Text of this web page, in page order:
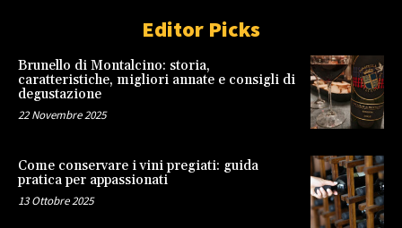
Editor Picks
Brunello di Montalcino: storia,
caratteristiche, migliori annate e consigli di
degustazione
22 Novembre 2025
Come conservare i vini pregiati: guida
pratica per appassionati
13 Ottobre 2025